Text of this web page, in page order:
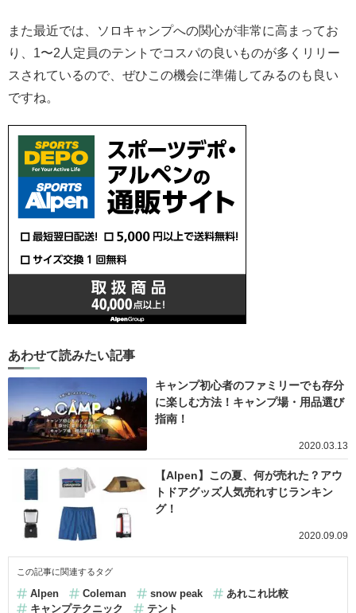
また最近では、ソロキャンプへの関心が非常に高まってお
り、1〜2人定員のテントでコスパの良いものが多くリリー
スされているので、ぜひこの機会に準備してみるのも良い
ですね。
あわせて読みたい記事
キャンプ初心者のファミリーでも存分
に楽しむ方法！キャンプ場・用品選び
指南！
2020.03.13
【Alpen】この夏、何が売れた？アウ
トドアグッズ人気売れすじランキン
グ！
2020.09.09
この記事に関連するタグ
Alpen Coleman snow peak
あれこれ比較
キャンプテクニック
テント